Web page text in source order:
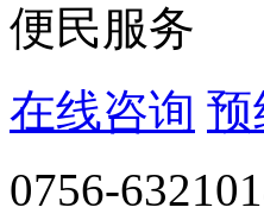
便民服务
在线咨询 预
0756-